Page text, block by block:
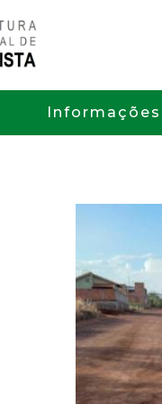
Informações